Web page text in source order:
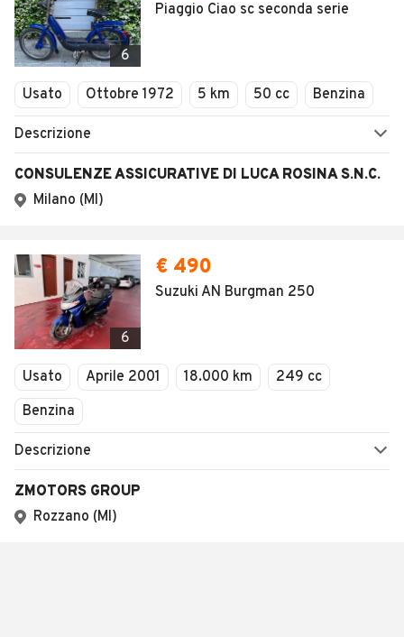
6
Piaggio Ciao sc seconda serie
Usato Ottobre 1972 5 km 50 cc Benzina
Descrizione
CONSULENZE ASSICURATIVE DI LUCA ROSINA S.N.C.
Milano (MI)
6
€ 490
Suzuki AN Burgman 250
Usato Aprile 2001 18.000 km
249 cc
Benzina
Descrizione
ZMOTORS GROUP
Rozzano (MI)